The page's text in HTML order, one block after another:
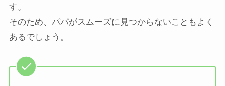
す。
そのため、パパがスムーズに見つからないこともよく
あるでしょう。